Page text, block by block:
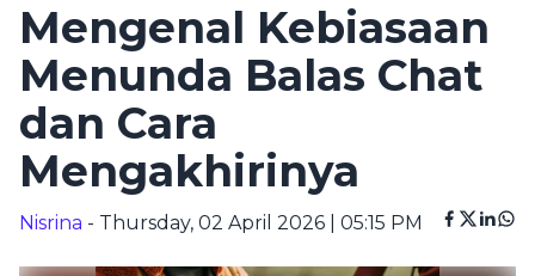
Mengenal Kebiasaan
Menunda Balas Chat
dan Cara
Mengakhirinya
Nisrina - Thursday, 02 April 2026 | 05:15 PM